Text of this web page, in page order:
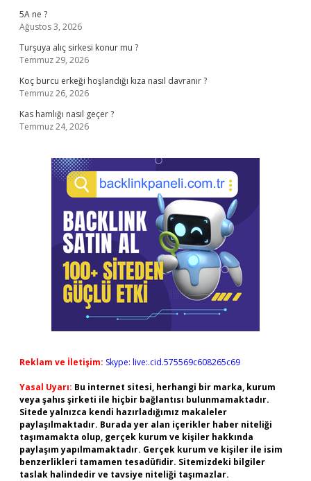
5A ne ?
Ağustos 3, 2026
Turşuya alıç sirkesi konur mu ?
Temmuz 29, 2026
Koç burcu erkeği hoşlandığı kıza nasıl davranır ?
Temmuz 26, 2026
Kas hamlığı nasıl geçer ?
Temmuz 24, 2026
Reklam ve İletişim: Skype: live:.cid.575569c608265c69
Yasal Uyarı: Bu internet sitesi, herhangi bir marka, kurum
veya şahıs şirketi ile hiçbir bağlantısı bulunmamaktadır.
Sitede yalnızca kendi hazırladığımız makaleler
paylaşılmaktadır. Burada yer alan içerikler haber niteliği
taşımamakta olup, gerçek kurum ve kişiler hakkında
paylaşım yapılmamaktadır. Gerçek kurum ve kişiler ile isim
benzerlikleri tamamen tesadüfidir. Sitemizdeki bilgiler
taslak halindedir ve tavsiye niteliği taşımazlar.